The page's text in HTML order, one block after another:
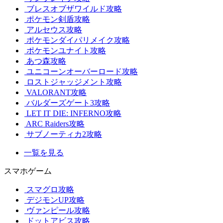
ブレスオブザワイルド攻略
ポケモン剣盾攻略
アルセウス攻略
ポケモンダイパリメイク攻略
ポケモンユナイト攻略
あつ森攻略
ユニコーンオーバーロード攻略
ロストジャッジメント攻略
VALORANT攻略
バルダーズゲート3攻略
LET IT DIE: INFERNO攻略
ARC Raiders攻略
サブノーティカ2攻略
一覧を見る
スマホゲーム
スマグロ攻略
デジモンUP攻略
ヴァンピール攻略
ドットアビス攻略